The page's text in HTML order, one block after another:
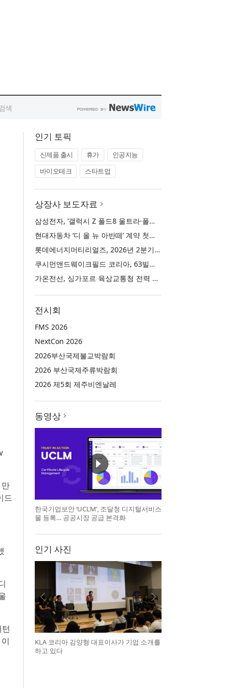
드
인기 토픽
신제품 출시 휴가
인공지능
바이오테크
스타트업
상장사 보도자료
삼성전자, ‘갤럭시 Z 폴드8 울트라·폴드8·플립8’과 ‘갤럭시 워치 울트라2·워치9’ 국내 공식 출시
현대자동차 ‘디 올 뉴 아반떼’ 계약 첫날 1만 대 돌파
롯데에너지머티리얼즈, 2026년 2분기 실적 발표… 전분기 대비 매출 증대
쿠시먼앤드웨이크필드 코리아, 63빌딩 통합 MD·공간 전략 수립 과정과 구현 사례 소개
가온전선, 싱가포르 육상교통청 전력 케이블 첫 공급 계약
전시회
FMS 2026
NextCon 2026
2026부산국제불교박람회
2026 부산국제주류박람회
2026 제5회 제주비엔날레
동영상
한국기업보안 ‘UCLM’, 조달청 디지털서비스
몰 등록… 공공시장 공급 본격화
인기 사진
KLA 코리아 김양형 대표이사가 기업 소개를
하고 있다